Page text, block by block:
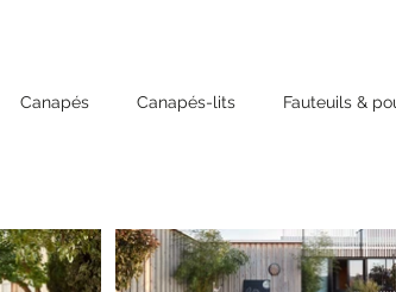
Canapés Canapés-lits Fauteuils &